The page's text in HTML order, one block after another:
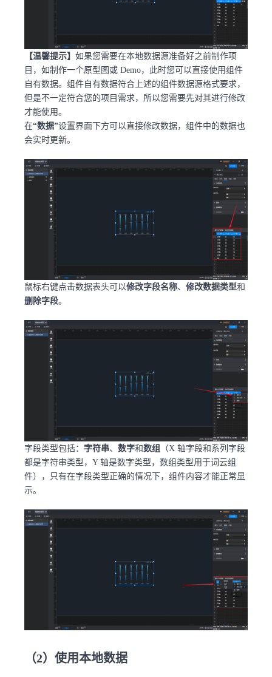
【温馨提示】 如果您需要在本地数据源准备好之前制作项
目，如制作一个原型图或 Demo，此时您可以直接使用组件
自有数据。组件自有数据符合上述的组件数据源格式要求，
但是不一定符合您的项目需求，所以您需要先对其进行修改
才能使用。
在“数据”设置界面下方可以直接修改数据，组件中的数据也
会实时更新。
鼠标右键点击数据表头可以修改字段名称、 修改数据类型和
删除字段。
字段类型包括： 字符串、 数字和数组
（X 轴字段和系列字段
都是字符串类型，Y 轴是数字类型，数组类型用于词云组
件），只有在字段类型正确的情况下，组件内容才能正常显
示。
（2）使用本地数据